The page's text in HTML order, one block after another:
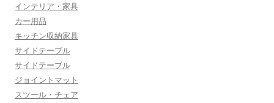
インテリア・家具
カー用品
キッチン収納家具
サイドテーブル
サイドテーブル
ジョイントマット
スツール・チェア